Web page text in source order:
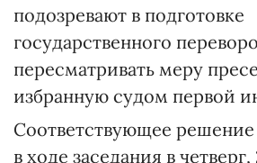
подозревают в подготовке
государственного
пересматривать меру
избранную судом первой
Соответствующее
в ходе заседания в